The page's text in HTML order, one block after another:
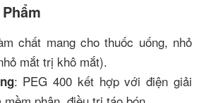
chất mang cho thuốc uống, nhỏ
mắt trị khô mắt).
: PEG 400 kết hợp với điện giải